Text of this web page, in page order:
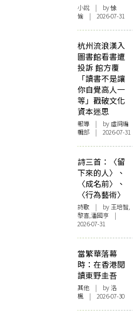
小說 | by 悇
愉 | 2026-07-31
杭州流浪漢入
圖書館看書遭
投訴 館方覆
「讀書不是讓
你自覺高人一
等」戳破文化
資本迷思
報導 | by 虛詞編
輯部 | 2026-07-31
詩三首：〈留
下來的人〉、
〈成名前〉、
〈行為藝術〉
詩歌 | by 王培智,
黎喜,潘國亨 |
2026-07-31
當繁華落幕
時：在香港閱
讀東野圭吾
其他 | by洛
楓 | 2026-07-30